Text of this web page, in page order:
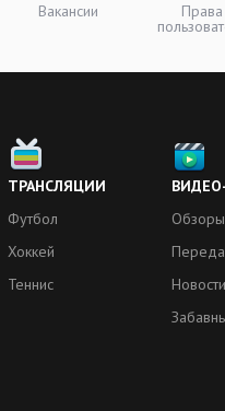
Вакансии Права
ТРАНСЛЯЦИИ
Футбол
Хоккей
Теннис
Обзоры
Новости